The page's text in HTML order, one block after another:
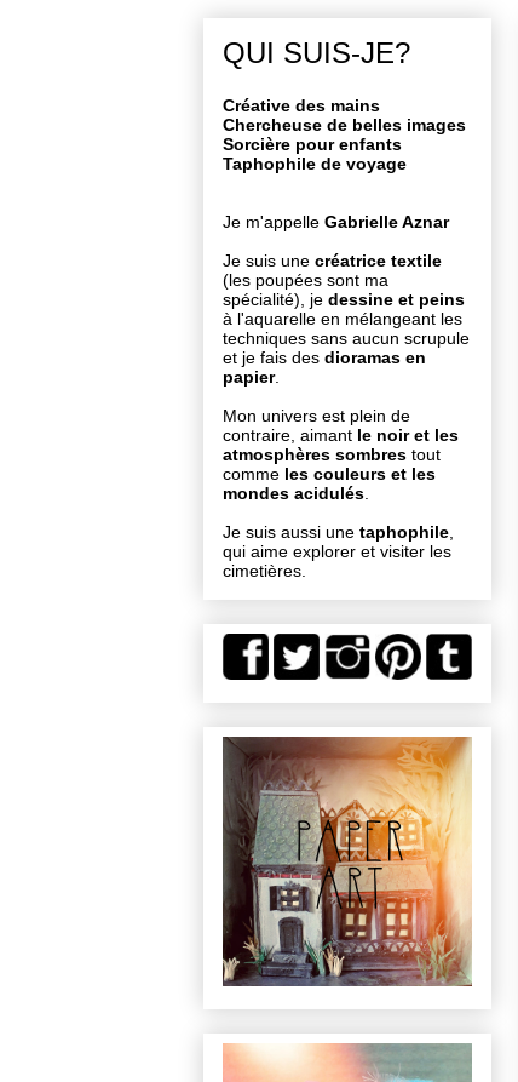
QUI SUIS-JE?
Créative des mains
Chercheuse de belles images
Sorcière pour enfants
Taphophile de voyage
Je m'appelle Gabrielle Aznar
Je suis une créatrice textile
(les poupées sont ma
spécialité), je dessine et peins
à l'aquarelle en mélangeant les
techniques sans aucun scrupule
et je fais des dioramas en
papier.
Mon univers est plein de
contraire, aimant le noir et les
atmosphères sombres tout
comme les couleurs et les
mondes acidulés
Je suis aussi une taphophile
qui aime explorer et visiter les
cimetières.